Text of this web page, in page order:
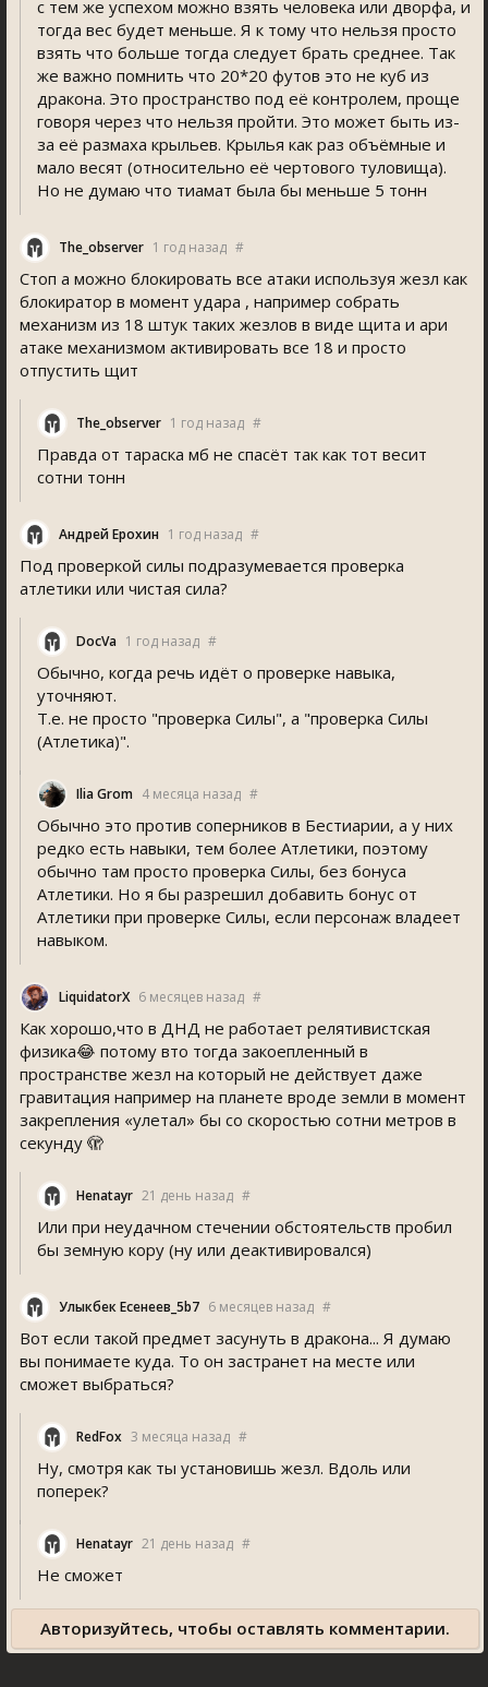
с тем же успехом можно взять человека или дворфа, и
тогда вес будет меньше. Я к тому что нельзя просто
взять что больше тогда следует брать среднее. Так
же важно помнить что 20*20 футов это не куб из
дракона. Это пространство под её контролем, проще
говоря через что нельзя пройти. Это может быть из-
за её размаха крыльев. Крылья как раз объёмные и
мало весят (относительно её чертового туловища).
Но не думаю что тиамат была бы меньше 5 тонн
The_observer 1 год назад #
Стоп а можно блокировать все атаки используя жезл как
блокиратор в момент удара , например собрать
механизм из 18 штук таких жезлов в виде щита и ари
атаке механизмом активировать все 18 и просто
отпустить щит
The_observer 1 год назад #
Правда от тараска мб не спасёт так как тот весит
сотни тонн
Андрей Ерохин 1 год назад #
Под проверкой силы подразумевается проверка
атлетики или чистая сила?
DocVa 1 год назад #
Обычно, когда речь идёт о проверке навыка,
уточняют.
Т.е. не просто "проверка Силы", а "проверка Силы
(Атлетика)".
Ilia Grom 4 месяца назад #
Обычно это против соперников в Бестиарии, а у них
редко есть навыки, тем более Атлетики, поэтому
обычно там просто проверка Силы, без бонуса
Атлетики. Но я бы разрешил добавить бонус от
Атлетики при проверке Силы, если персонаж владеет
навыком.
LiquidatorX 6 месяцев назад #
Как хорошо,что в ДНД не работает релятивистская
физика😂 потому вто тогда закоепленный в
пространстве жезл на который не действует даже
гравитация например на планете вроде земли в момент
закрепления «улетал» бы со скоростью сотни метров в
секунду 🫣
Henatayr 21 день назад #
Или при неудачном стечении обстоятельств пробил
бы земную кору (ну или деактивировался)
Улыкбек Есенеев_5b7 6 месяцев назад #
Вот если такой предмет засунуть в дракона... Я думаю
вы понимаете куда. То он застранет на месте или
сможет выбраться?
RedFox 3 месяца назад #
Ну, смотря как ты установишь жезл. Вдоль или
поперек?
Henatayr 21 день назад #
Не сможет
Авторизуйтесь, чтобы оставлять комментарии.